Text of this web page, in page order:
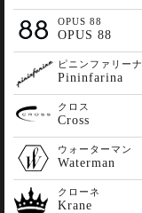
OPUS 88
OPUS 88
ピニンファリーナ
Pininfarina
クロス
Cross
ウォーターマン
Waterman
クローネ
Krane